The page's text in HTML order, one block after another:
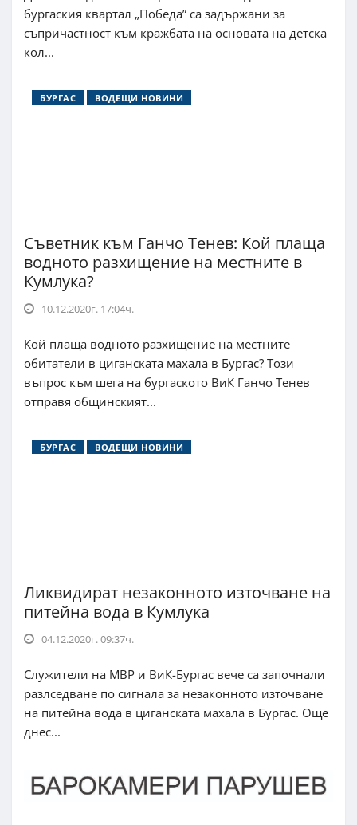
бургаския квартал „Победа” са задържани за
съпричастност към кражбата на основата на детска
кол...
БУРГАС ВОДЕЩИ НОВИНИ
Съветник към Ганчо Тенев: Кой плаща
водното разхищение на местните в
Кумлука?
10.12.2020г. 17:04ч.
Кой плаща водното разхищение на местните
обитатели в циганската махала в Бургас? Този
въпрос към шега на бургаското ВиК Ганчо Тенев
отправя общинският...
БУРГАС ВОДЕЩИ НОВИНИ
Ликвидират незаконното източване на
питейна вода в Кумлука
04.12.2020г. 09:37ч.
Служители на МВР и ВиК-Бургас вече са започнали
разлседване по сигнала за незаконното източване
на питейна вода в циганската махала в Бургас. Още
днес...